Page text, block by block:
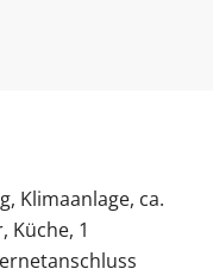
Klimaanlage, ca.
Küche, 1